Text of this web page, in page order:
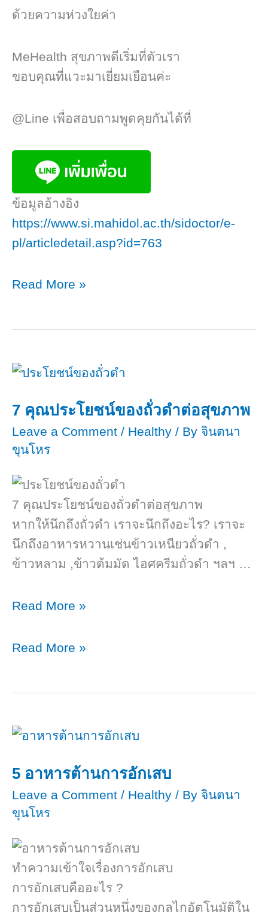
ด้วยความห่วงใยค่า
MeHealth​ ​สุขภาพดีเริ่มที่ตัวเรา
ขอบคุณที่แวะมาเยี่ยมเยือนค่ะ
@Line เพื่อสอบถามพูดคุยกันได้ที่
ข้อมูลอ้างอิง
https://www.si.mahidol.ac.th/sidoctor/e-
pl/articledetail.asp?id=763
Metabolic
สุขภาพ
Read More »
7 คุณประโยชน์ของถั่วดำต่อสุขภาพ
Leave a Comment / Healthy / By จินตนา
ขุนโหร
7 คุณประโยชน์ของถั่วดำต่อสุขภาพ
หากให้นึกถึงถั่วดำ เราจะนึกถึงอะไร? เราจะ
นึกถึงอาหารหวานเช่นข้าวเหนียวถั่วดำ ,
ข้าวหลาม ,ข้าวต้มมัด ไอศครีมถั่วดำ ฯลฯ …
7
ประโยชน์
สุขภาพ
Read More »
7
ถั่วดำ
สุขภาพ
Read More »
5 อาหารต้านการอักเสบ
Leave a Comment / Healthy / By จินตนา
ขุนโหร
ทำความเข้าใจเรื่องการอักเสบ
การอักเสบคืออะไร ?
การอักเสบเป็นส่วนหนึ่งของกลไกอัตโนมัติใน